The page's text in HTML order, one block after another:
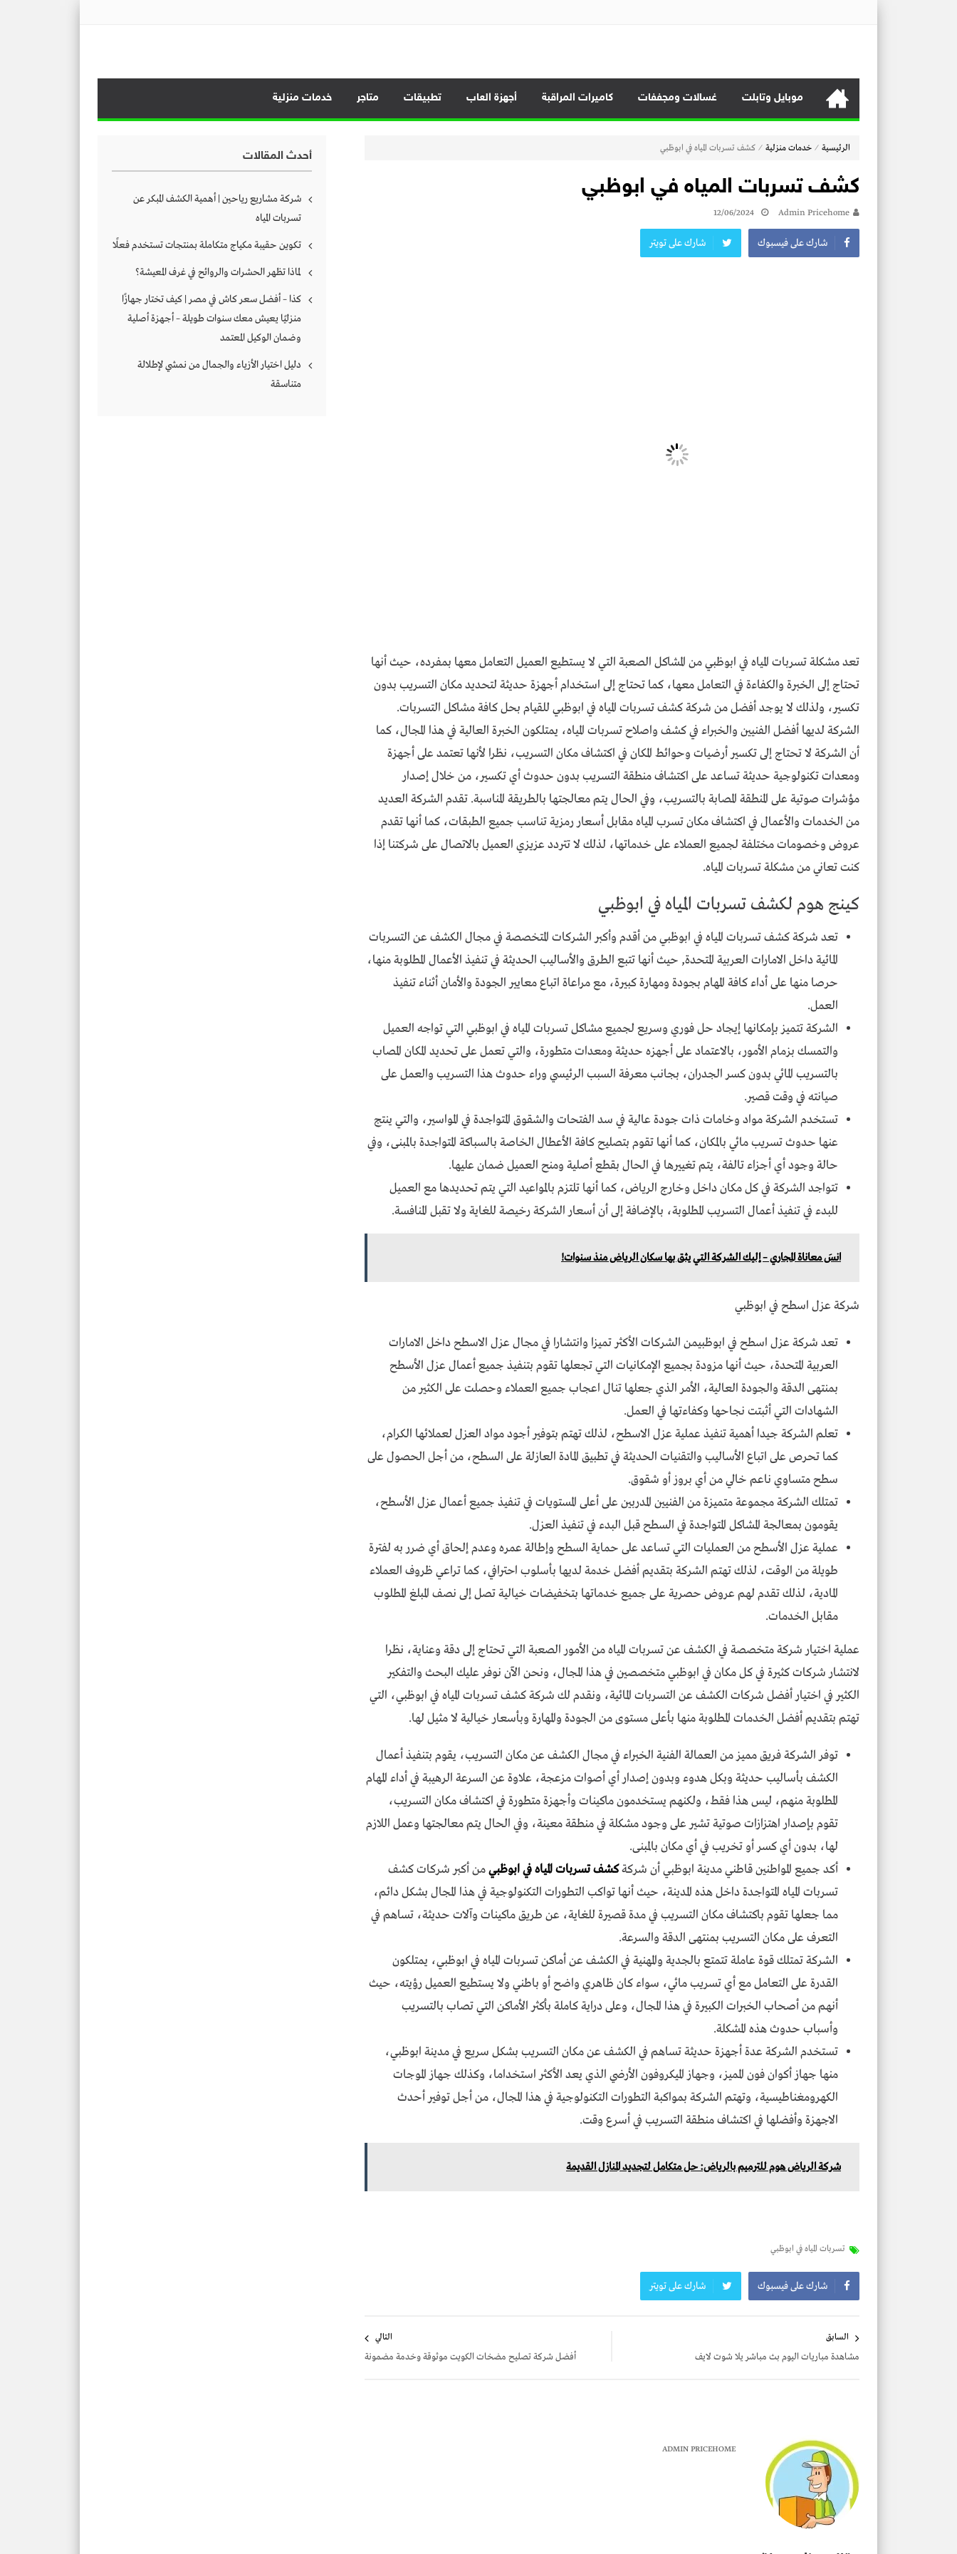
موبايل وتابلت غسالات ومجففات كاميرات المراقبة أجهزة العاب تطبيقات متاجر خدمات منزلية
الرئيسية ⁄ خدمات منزلية ⁄ كشف تسربات المياه في ابوظبي
كشف تسربات المياه في ابوظبي
Admin Pricehome
12/06/2024
شارك على فيسبوك شارك على تويتر
تعد مشكلة تسربات المياه في ابوظبي من المشاكل الصعبة التي لا يستطيع العميل التعامل معها بمفرده، حيث أنها
تحتاج إلى الخبرة والكفاءة في التعامل معها، كما تحتاج إلى استخدام أجهزة حديثة لتحديد مكان التسريب بدون
تكسير، ولذلك لا يوجد أفضل من شركة كشف تسربات المياه في ابوظبي للقيام بحل كافة مشاكل التسربات.
الشركة لديها أفضل الفنيين والخبراء في كشف واصلاح تسربات المياه، يمتلكون الخبرة العالية في هذا المجال، كما
أن الشركة لا تحتاج إلى تكسير أرضيات وحوائط المكان في اكتشاف مكان التسريب، نظرا لأنها تعتمد على أجهزة
ومعدات تكنولوجية حديثة تساعد على اكتشاف منطقة التسريب بدون حدوث أي تكسير، من خلال إصدار
مؤشرات صوتية على المنطقة المصابة بالتسريب، وفي الحال يتم معالجتها بالطريقة المناسبة. تقدم الشركة العديد
من الخدمات والأعمال في اكتشاف مكان تسرب المياه مقابل أسعار رمزية تناسب جميع الطبقات، كما أنها تقدم
عروض وخصومات مختلفة لجميع العملاء على خدماتها، لذلك لا تتردد عزيزي العميل بالاتصال على شركتنا إذا
كنت تعاني من مشكلة تسربات المياه.
كينج هوم لكشف تسربات المياه في ابوظبي
تعد شركة كشف تسربات المياه في ابوظبي من أقدم وأكبر الشركات المتخصصة في مجال الكشف عن التسربات
المائية داخل الامارات العربية المتحدة, حيث أنها تتبع الطرق والأساليب الحديثة في تنفيذ الأعمال المطلوبة منها،
حرصا منها على أداء كافة المهام بجودة ومهارة كبيرة، مع مراعاة اتباع معايير الجودة والأمان أثناء تنفيذ
العمل.
الشركة تتميز بإمكانها إيجاد حل فوري وسريع لجميع مشاكل تسربات المياه في ابوظبي التي تواجه العميل
والتمسك بزمام الأمور، بالاعتماد على أجهزه حديثة ومعدات متطورة، والتي تعمل على تحديد المكان المصاب
بالتسريب المائي بدون كسر الجدران، بجانب معرفة السبب الرئيسي وراء حدوث هذا التسريب والعمل على
صيانته في وقت قصير.
تستخدم الشركة مواد وخامات ذات جودة عالية في سد الفتحات والشقوق المتواجدة في المواسير، والتي ينتج
عنها حدوث تسريب مائي بالمكان، كما أنها تقوم بتصليح كافة الأعطال الخاصة بالسباكة المتواجدة بالمبنى، وفي
حالة وجود أي أجزاء تالفة، يتم تغييرها في الحال بقطع أصلية ومنح العميل ضمان عليها.
تتواجد الشركة في كل مكان داخل وخارج الرياض، كما أنها تلتزم بالمواعيد التي يتم تحديدها مع العميل
للبدء في تنفيذ أعمال التسريب المطلوبة، بالإضافة إلى أن أسعار الشركة رخيصة للغاية ولا تقبل المنافسة.
انسَ معاناة المجاري – إليك الشركة التي يثق بها سكان الرياض منذ سنوات!
شركة عزل اسطح في ابوظبي
تعد شركة عزل اسطح في ابوظبيمن الشركات الأكثر تميزا وانتشارا في مجال عزل الاسطح داخل الامارات
العربية المتحدة، حيث أنها مزودة بجميع الإمكانيات التي تجعلها تقوم بتنفيذ جميع أعمال عزل الأسطح
بمنتهى الدقة والجودة العالية، الأمر الذي جعلها تنال اعجاب جميع العملاء وحصلت على الكثير من
الشهادات التي أثبتت نجاحها وكفاءتها في العمل.
تعلم الشركة جيدا أهمية تنفيذ عملية عزل الاسطح، لذلك تهتم بتوفير أجود مواد العزل لعملائها الكرام،
كما تحرص على اتباع الأساليب والتقنيات الحديثة في تطبيق المادة العازلة على السطح، من أجل الحصول على
سطح متساوي ناعم خالي من أي بروز أو شقوق.
تمتلك الشركة مجموعة متميزة من الفنيين المدربين على أعلى المستويات في تنفيذ جميع أعمال عزل الأسطح،
يقومون بمعالجة المشاكل المتواجدة في السطح قبل البدء في تنفيذ العزل.
عملية عزل الأسطح من العمليات التي تساعد على حماية السطح وإطالة عمره وعدم إلحاق أي ضرر به لفترة
طويلة من الوقت، لذلك تهتم الشركة بتقديم أفضل خدمة لديها بأسلوب احترافي، كما تراعي ظروف العملاء
المادية، لذلك تقدم لهم عروض حصرية على جميع خدماتها بتخفيضات خيالية تصل إلى نصف المبلغ المطلوب
مقابل الخدمات.
عملية اختيار شركة متخصصة في الكشف عن تسربات المياه من الأمور الصعبة التي تحتاج إلى دقة وعناية، نظرا
لانتشار شركات كثيرة في كل مكان في ابوظبي متخصصين في هذا المجال، ونحن الآن نوفر عليك البحث والتفكير
الكثير في اختيار أفضل شركات الكشف عن التسربات المائية، ونقدم لك شركة كشف تسربات المياه في ابوظبي، التي
تهتم بتقديم أفضل الخدمات المطلوبة منها بأعلى مستوى من الجودة والمهارة وبأسعار خيالية لا مثيل لها.
توفر الشركة فريق مميز من العمالة الفنية الخبراء في مجال الكشف عن مكان التسريب، يقوم بتنفيذ أعمال
الكشف بأساليب حديثة وبكل هدوء وبدون إصدار أي أصوات مزعجة، علاوة عن السرعة الرهيبة في أداء المهام
المطلوبة منهم، ليس هذا فقط، ولكنهم يستخدمون ماكينات وأجهزة متطورة في اكتشاف مكان التسريب،
تقوم بإصدار اهتزازات صوتية تشير على وجود مشكلة في منطقة معينة، وفي الحال يتم معالجتها وعمل اللازم
لها، بدون أي كسر أو تخريب في أي مكان بالمبنى.
أكد جميع المواطنين قاطني مدينة ابوظبي أن شركةكشف تسربات المياه في ابوظبيمن أكبر شركات كشف
تسربات المياه المتواجدة داخل هذه المدينة، حيث أنها تواكب التطورات التكنولوجية في هذا المجال بشكل دائم،
مما جعلها تقوم باكتشاف مكان التسريب في مدة قصيرة للغاية، عن طريق ماكينات وآلات حديثة، تساهم في
التعرف على مكان التسريب بمنتهى الدقة والسرعة.
الشركة تمتلك قوة عاملة تتمتع بالجدية والمهنية في الكشف عن أماكن تسربات المياه في ابوظبي، يمتلكون
القدرة على التعامل مع أي تسريب مائي، سواء كان ظاهري واضح أو باطني ولا يستطيع العميل رؤيته، حيث
أنهم من أصحاب الخبرات الكبيرة في هذا المجال، وعلى دراية كاملة بأكثر الأماكن التي تصاب بالتسريب
وأسباب حدوث هذه المشكلة.
تستخدم الشركة عدة أجهزة حديثة تساهم في الكشف عن مكان التسريب بشكل سريع في مدينة ابوظبي،
منها جهاز أكوان فون المميز، وجهاز الميكروفون الأرضي الذي يعد الأكثر استخداما، وكذلك جهاز الموجات
الكهرومغناطيسية، وتهتم الشركة بمواكبة التطورات التكنولوجية في هذا المجال، من أجل توفير أحدث
الاجهزة وأفضلها في اكتشاف منطقة التسريب في أسرع وقت.
شركة الرياض هوم للترميم بالرياض: حل متكامل لتجديد المنازل القديمة
تسربات المياه في ابوظبي
شارك على فيسبوك شارك على تويتر
المقالات
السابق
مشاهدة مباريات اليوم بث مباشر يلا شوت لايف
التالي
أفضل شركة تصليح مضخات الكويت موثوقة وخدمة مضمونة
ADMIN PRICEHOME
أحدث المقالات
شركة مشاريع رياحين | أهمية الكشف المبكر عن
تسربات المياه
تكوين حقيبة مكياج متكاملة بمنتجات تستخدم فعلًا
لماذا تظهر الحشرات والروائح في غرف المعيشة؟
كذا – أفضل سعر كاش في مصر | كيف تختار جهازًا
منزليًا يعيش معك سنوات طويلة – أجهزة أصلية
وضمان الوكيل المعتمد
دليل اختيار الأزياء والجمال من نمشي لإطلالة
متناسقة